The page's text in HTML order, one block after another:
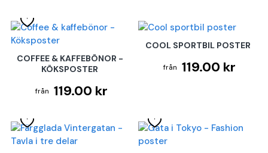
COFFEE & KAFFEBÖNOR -
KÖKSPOSTER
119.00 kr
COOL SPORTBIL POSTER
119.00 kr